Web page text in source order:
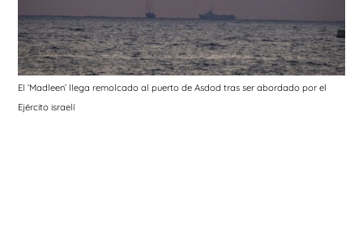
El ‘Madleen’ llega remolcado al puerto de Asdod tras ser abordado por el
Ejército israelí